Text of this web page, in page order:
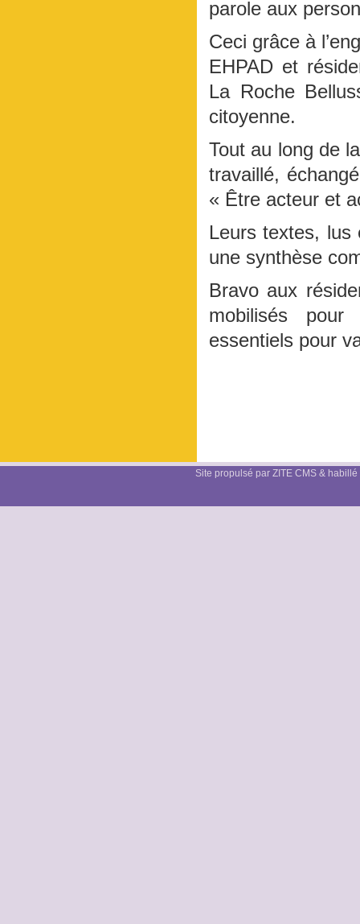
parole aux
Ceci grâce à
EHPAD et
La Roche
citoyenne.
Tout au long de
travaillé,
« Être acteur et
Leurs textes, lus
une synthèse
Bravo aux
mobilisés pour
essentiels pour
Site propulsé par ZITE CMS &